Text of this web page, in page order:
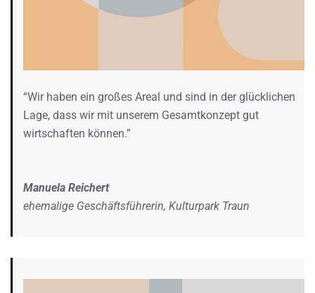
“Wir haben ein großes Areal und sind in der glücklichen
Lage, dass wir mit unserem Gesamtkonzept gut
wirtschaften können.”
Manuela Reichert
ehemalige Geschäftsführerin, Kulturpark Traun